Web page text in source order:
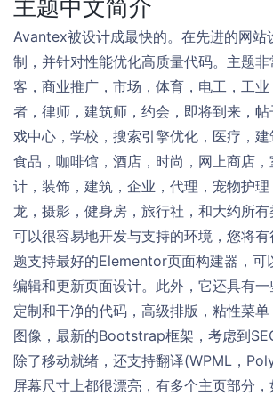
主题中文简介
Avantex被设计成最快的。在先进的网站
制，并针对性能优化高质量代码。主题
客，商业推广，市场，体育，电工，工
者，律师，建筑师，约会，即将到来，
戏中心，学校，搜索引擎优化，医疗，建
食品，咖啡馆，酒店，时尚，网上商店
计，装饰，建筑，企业，代理，宠物护
龙，摄影，健身房，旅行社，和大约所
可以很容易地开发与支持的环境，您将
题支持最好的Elementor页面构建器，可
编辑和更新页面设计。此外，它还具有
定制和干净的代码，高级排版，粘性菜
图像，最新的Bootstrap框架，考虑到
除了移动就绪，还支持翻译(WPML，
屏幕尺寸上都很漂亮，有多个主页部分